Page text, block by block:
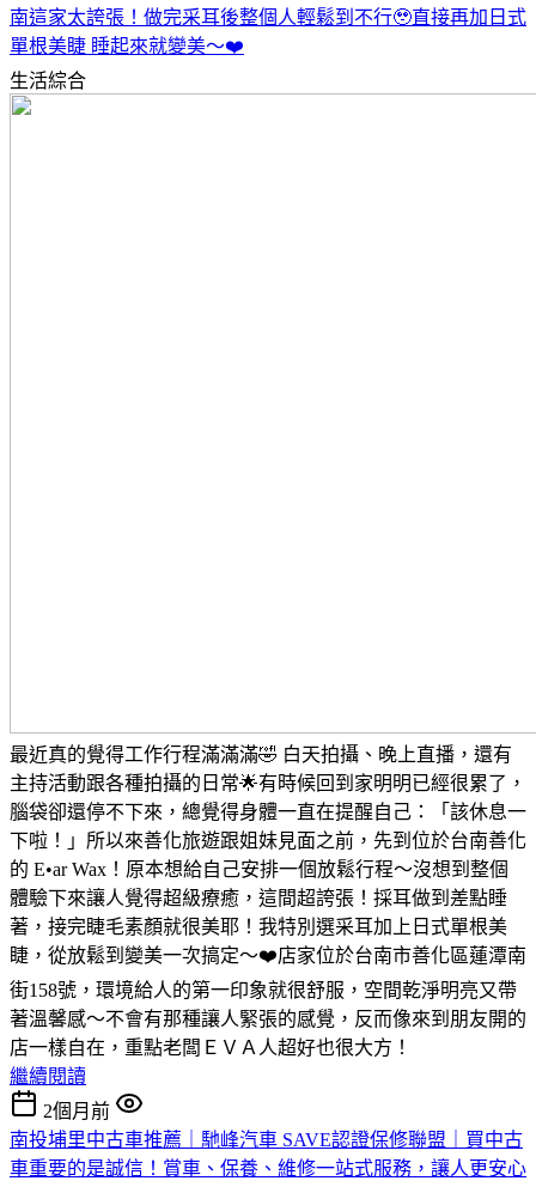
南這家太誇張！做完采耳後整個人輕鬆到不行🥹直接再加日式
單根美睫 睡起來就變美～❤️
生活綜合
最近真的覺得工作行程滿滿滿🤣 白天拍攝、晚上直播，還有
主持活動跟各種拍攝的日常🌟有時候回到家明明已經很累了，
腦袋卻還停不下來，總覺得身體一直在提醒自己：「該休息一
下啦！」所以來善化旅遊跟姐妹見面之前，先到位於台南善化
的 E•ar Wax！原本想給自己安排一個放鬆行程～沒想到整個
體驗下來讓人覺得超級療癒，這間超誇張！採耳做到差點睡
著，接完睫毛素顏就很美耶！我特別選采耳加上日式單根美
睫，從放鬆到變美一次搞定～❤️店家位於台南市善化區蓮潭南
街158號，環境給人的第一印象就很舒服，空間乾淨明亮又帶
著溫馨感～不會有那種讓人緊張的感覺，反而像來到朋友開的
店一樣自在，重點老闆ＥＶＡ人超好也很大方！
繼續閱讀
2個月前
南投埔里中古車推薦｜馳峰汽車 SAVE認證保修聯盟｜買中古
車重要的是誠信！賞車、保養、維修一站式服務，讓人更安心